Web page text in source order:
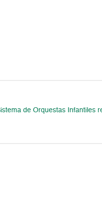
de Orquestas Infantiles